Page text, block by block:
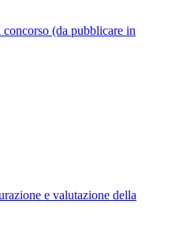
(da pubblicare in
e valutazione della